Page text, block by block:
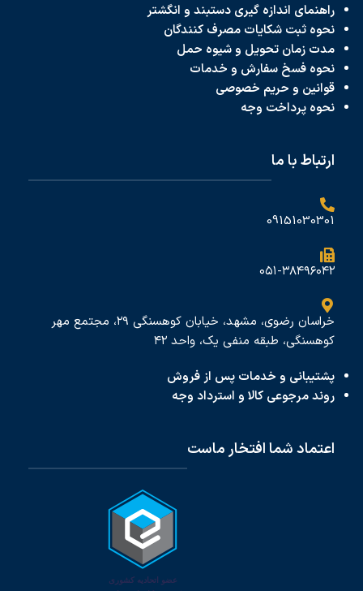
راهنمای اندازه گیری دستبند و انگشتر
نحوه ثبت شکایات مصرف کنندگان
مدت زمان تحویل و شیوه حمل
نحوه فسخ سفارش و خدمات
قوانین و حریم خصوصی
نحوه پرداخت وجه
ارتباط با ما
09151030301
۰۵۱-۳۸۴۹۶۰۴۲
خراسان رضوی، مشهد، خیابان کوهسنگی ۲۹، مجتمع مهر
کوهسنگی، طبقه منفی یک، واحد ۴۲
پشتیبانی و خدمات پس از فروش
روند مرجوعی کالا و استرداد وجه
اعتماد شما افتخار ماست